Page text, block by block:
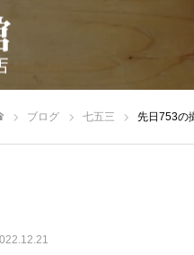
ブログ 七五三 先日753の